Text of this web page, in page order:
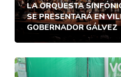
LA ORQUESTA
SE PRESENTARÁ EN
GOBERNADOR GÁLVEZ